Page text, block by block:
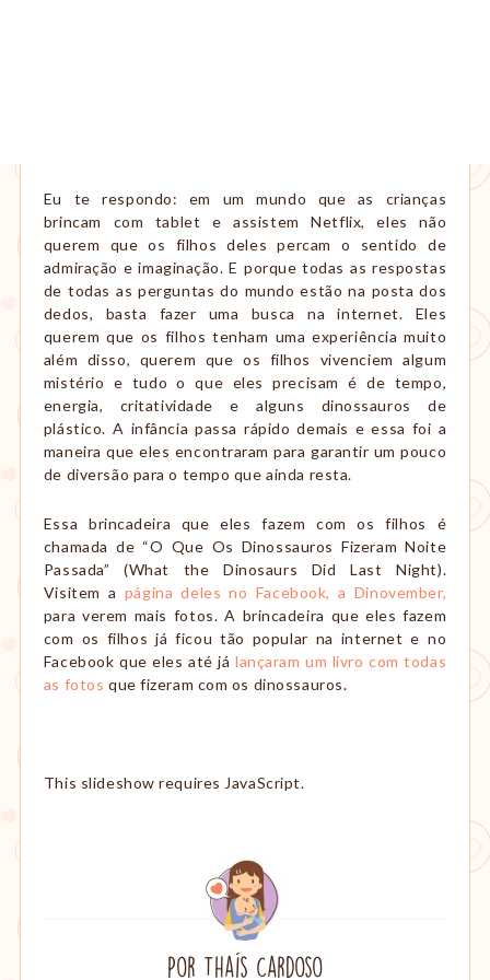
Eu te respondo: em um mundo que as crianças
brincam com tablet e assistem Netflix, eles não
querem que os filhos deles percam o sentido de
admiração e imaginação. E porque todas as respostas
de todas as perguntas do mundo estão na posta dos
dedos, basta fazer uma busca na internet. Eles
querem que os filhos tenham uma experiência muito
além disso, querem que os filhos vivenciem algum
mistério e tudo o que eles precisam é de tempo,
energia, critatividade e alguns dinossauros de
plástico. A infância passa rápido demais e essa foi a
maneira que eles encontraram para garantir um pouco
de diversão para o tempo que ainda resta.
Essa brincadeira que eles fazem com os filhos é
chamada de “O Que Os Dinossauros Fizeram Noite
Passada” (What the Dinosaurs Did Last Night).
Visitem a página deles no Facebook, a Dinovember,
para verem mais fotos. A brincadeira que eles fazem
com os filhos já ficou tão popular na internet e no
Facebook que eles até já lançaram um livro com todas
as fotos que fizeram com os dinossauros.
This slideshow requires JavaScript.
Por Thaís Cardoso